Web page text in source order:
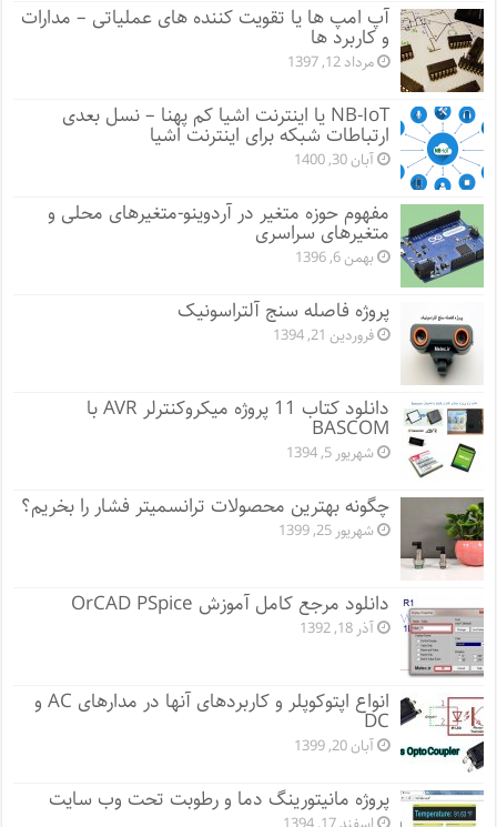
آپ امپ ها یا تقویت کننده های عملیاتی – مدارات
و کاربرد ها
مرداد 12, 1397
NB-IoT یا اینترنت اشیا کم پهنا – نسل بعدی
ارتباطات شبکه برای اینترنت اشیا
آبان 30, 1400
مفهوم حوزه متغیر در آردوینو-متغیرهای محلی و
متغیرهای سراسری
بهمن 6, 1396
پروژه فاصله سنج آلتراسونیک
فروردین 21, 1394
دانلود کتاب 11 پروژه میکروکنترلر AVR با
BASCOM
شهریور 5, 1394
چگونه بهترین محصولات ترانسمیتر فشار را بخریم؟
شهریور 25, 1399
دانلود مرجع کامل آموزش OrCAD PSpice
آذر 18, 1392
انواع اپتوکوپلر و کاربردهای آنها در مدارهای AC و
DC
آبان 20, 1399
پروژه مانيتورينگ دما و رطوبت تحت وب سایت